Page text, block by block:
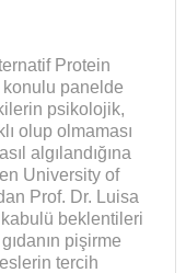
Protein
konulu panelde
psikolojik,
olup olmaması
algılandığına
University of
Prof. Dr. Luisa
beklentileri
pişirme
tercih